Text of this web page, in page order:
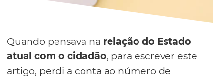
Quando pensava na relação do Estado
atual com o cidadão, para escrever este
artigo, perdi a conta ao número de